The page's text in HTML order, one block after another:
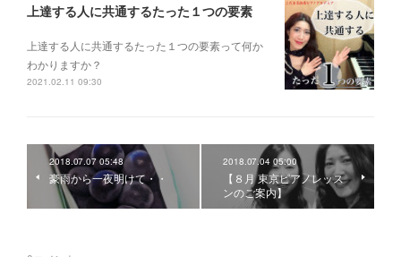
上達する人に共通するたった１つの要素
上達する人に共通するたった１つの要素って何か
わかりますか？
2021.02.11 09:30
2018.07.07 05:48
豪雨から一夜明けて・・
2018.07.04 05:00
【８月 東京ピアノレッス
ンのご案内】